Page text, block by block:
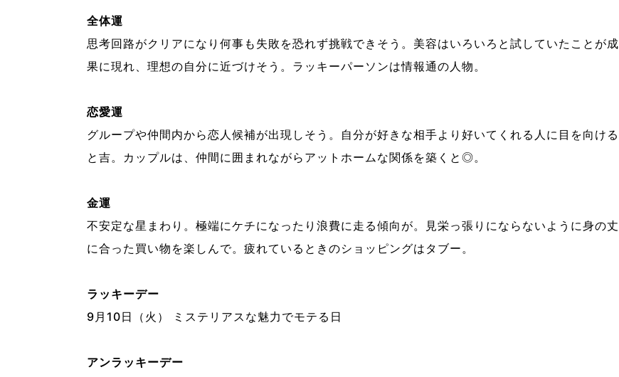
全体運
思考回路がクリアになり何事も失敗を恐れず挑戦できそう。美容はいろいろと試していたことが成
果に現れ、理想の自分に近づけそう。ラッキーパーソンは情報通の人物。
恋愛運
グループや仲間内から恋人候補が出現しそう。自分が好きな相手より好いてくれる人に目を向ける
と吉。カップルは、仲間に囲まれながらアットホームな関係を築くと◎。
金運
不安定な星まわり。極端にケチになったり浪費に走る傾向が。見栄っ張りにならないように身の丈
に合った買い物を楽しんで。疲れているときのショッピングはタブー。
ラッキーデー
9月10日（火） ミステリアスな魅力でモテる日
アンラッキーデー